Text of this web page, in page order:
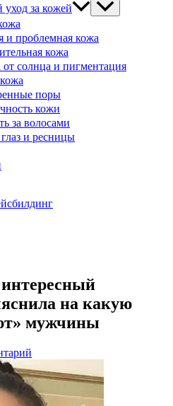
за кожей
и проблемная кожа
кожа
от солнца и пигментация
поры
кожи
за волосами
и ресницы
на какую
мужчины